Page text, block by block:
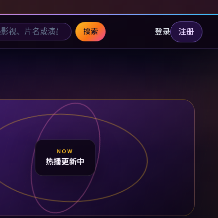
搜索 登录 注册
NOW
热播更新中